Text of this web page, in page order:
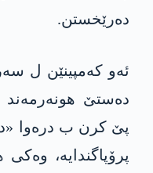
دەرێخستن.
ئەو کەمپینێن ل
دەستێ
پێ کرن ب درەوا
پرۆپاگندایە،